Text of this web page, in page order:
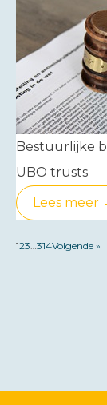
Bestuurlijke
UBO trusts
Lees meer
123 314Volgende »